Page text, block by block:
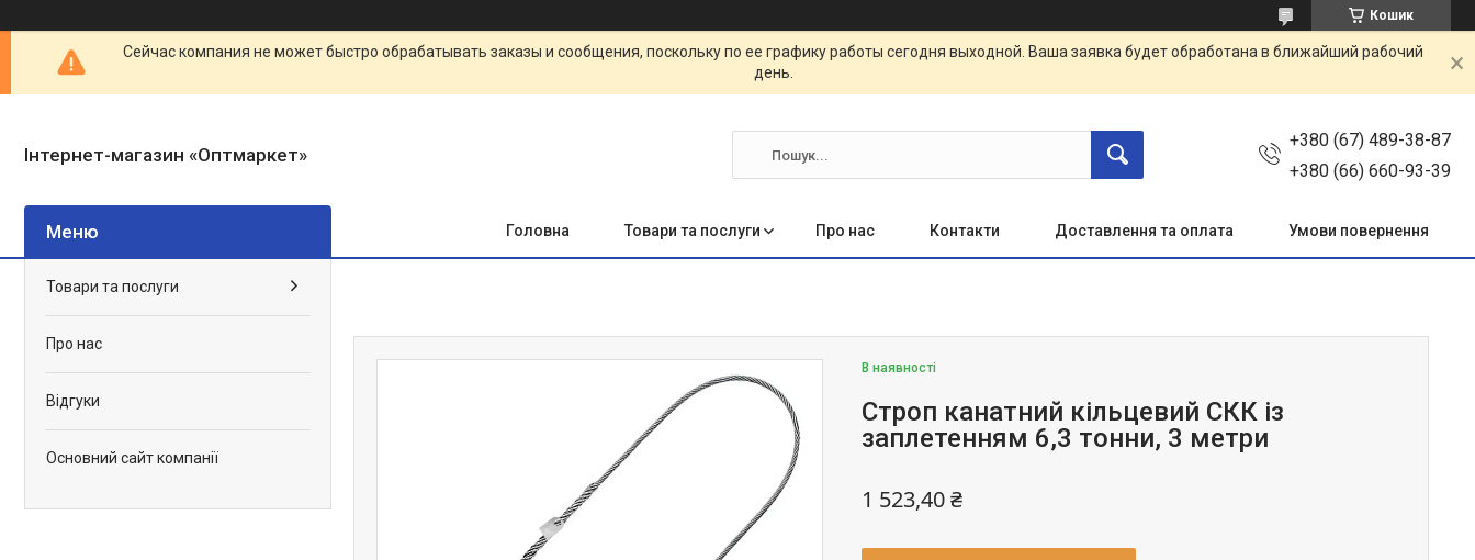
Кошик
Сейчас компания не может быстро обрабатывать заказы и сообщения, поскольку по ее графику работы сегодня выходной. Ваша заявка будет обработана в ближайший рабочий
день.
Інтернет-магазин «Оптмаркет»
+380 (67) 489-38-87
+380 (66) 660-93-39
Головна Товари та послуги Про нас Контакти Доставлення та оплата Умови повернення
В наявності
Строп канатний кільцевий СКК із
заплетенням 6,3 тонни, 3 метри
1 523,40 ₴
Товари та послуги
Про нас
Відгуки
Основний сайт компанії